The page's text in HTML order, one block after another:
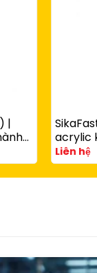
|
hạt
acrylic
A và B
kỹ
Liên hệ